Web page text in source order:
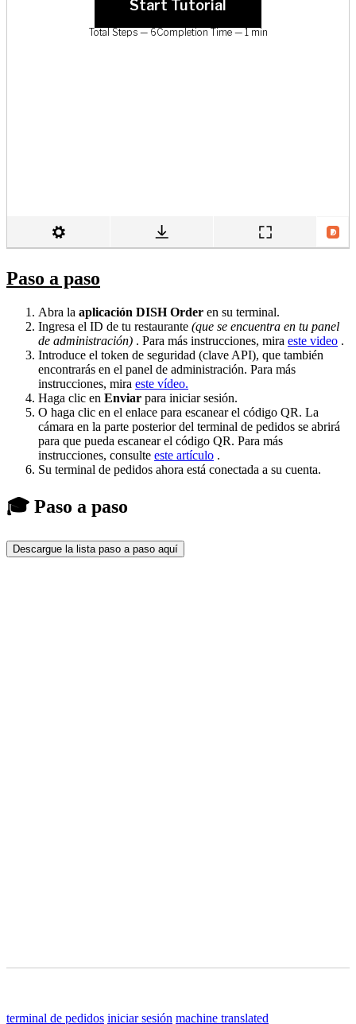
Paso a paso
Abra la aplicación DISH Order en su terminal.
Ingresa el ID de tu restaurante (que se encuentra en tu panel
de administración) . Para más instrucciones, mira este video .
Introduce el token de seguridad (clave API), que también
encontrarás en el panel de administración. Para más
instrucciones, mira este vídeo.
Haga clic en Enviar para iniciar sesión.
O haga clic en el enlace para escanear el código QR. La
cámara en la parte posterior del terminal de pedidos se abrirá
para que pueda escanear el código QR. Para más
instrucciones, consulte este artículo .
Su terminal de pedidos ahora está conectada a su cuenta.
🎓 Paso a paso
Descargue la lista paso a paso aquí
terminal de pedidos iniciar sesión machine translated